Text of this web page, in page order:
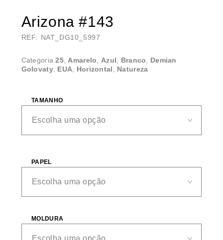
Arizona #143
REF: NAT_DG10_5997
Categoria25, Amarelo Azul Branco
Demian
Golovaty, EUA Horizontal Natureza
TAMANHO
PAPEL
MOLDURA